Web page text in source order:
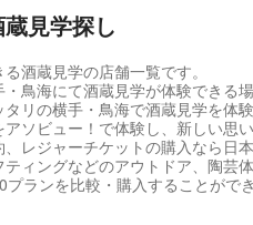
見学探し
酒蔵見学の店舗一覧です。
鳥海にて酒蔵見学が体験できる
リの横手・鳥海で酒蔵見学を体
ソビュー！で体験し、新しい思
レジャーチケットの購入なら日
ィングなどのアウトドア、陶芸
ランを比較・購入することができ